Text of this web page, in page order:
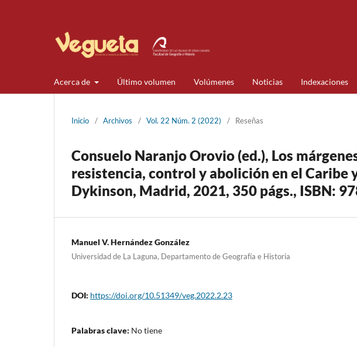
Acerca de Último volumen Volúmenes Noticias Indexaciones
Inicio / Archivos / Vol. 22 Núm. 2 (2022) / Reseñas
Consuelo Naranjo Orovio (ed.), Los
resistencia, control y abolición en el Caribe
Dykinson, Madrid, 2021, 350 págs., ISBN:
Manuel V. Hernández González
Universidad de La Laguna, Departamento de Geografía e Historia
DOI: https://doi.org/10.51349/veg.2022.2.23
Palabras clave: No tiene